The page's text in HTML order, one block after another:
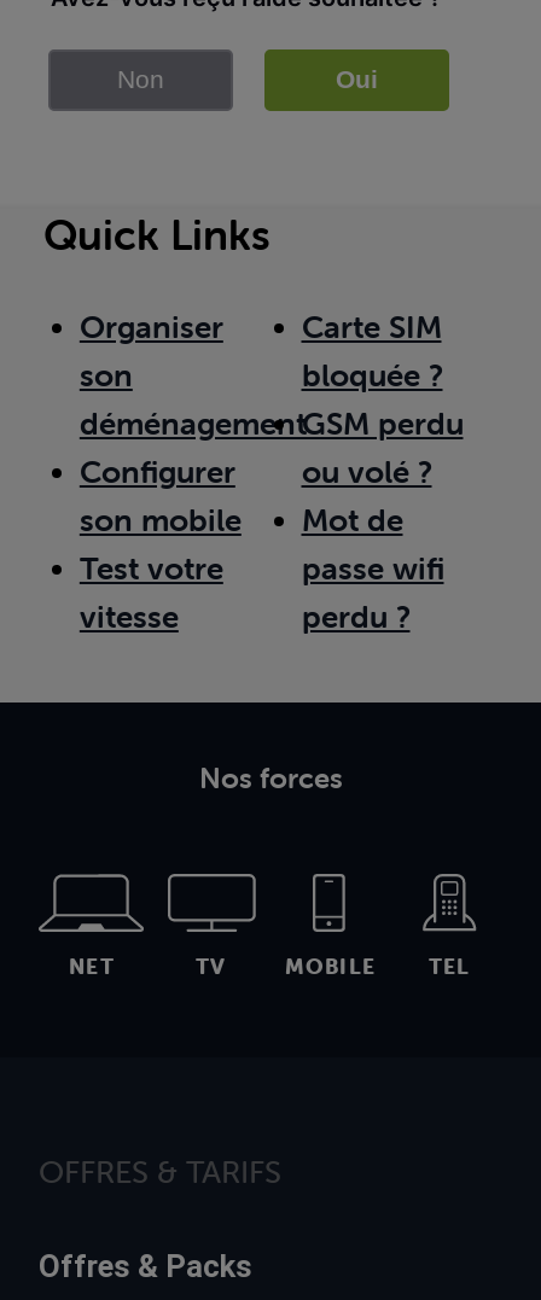
Non Oui
Quick Links
Organiser
son
déménagement
Configurer
son mobile
Test votre
vitesse
Carte SIM
bloquée ?
GSM perdu
ou volé ?
Mot de
passe wifi
perdu ?
Nos forces
NET TV MOBILE TEL
OFFRES & TARIFS
Offres & Packs